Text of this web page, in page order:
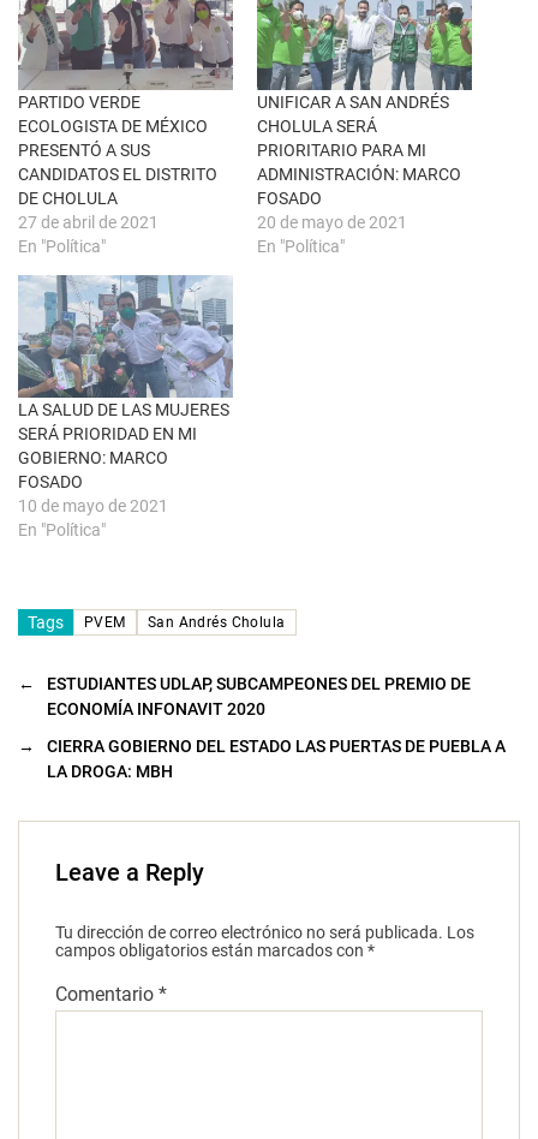
n
u
n
a
v
e
n
t
a
n
a
n
u
v
a
)
a
c
e
b
o
o
k
(
S
e
a
b
e
e
n
a
v
e
n
t
a
n
a
n
u
e
v
PARTIDO VERDE
ECOLOGISTA DE MÉXICO
PRESENTÓ A SUS
CANDIDATOS EL DISTRITO
DE CHOLULA
27 de abril de 2021
En "Política"
UNIFICAR A SAN ANDRÉS
CHOLULA SERÁ
PRIORITARIO PARA MI
ADMINISTRACIÓN: MARCO
FOSADO
20 de mayo de 2021
En "Política"
LA SALUD DE LAS MUJERES
SERÁ PRIORIDAD EN MI
GOBIERNO: MARCO
FOSADO
10 de mayo de 2021
En "Política"
Tags PVEM San Andrés Cholula
←
ESTUDIANTES UDLAP, SUBCAMPEONES DEL PREMIO DE
ECONOMÍA INFONAVIT 2020
→
CIERRA GOBIERNO DEL ESTADO LAS PUERTAS DE PUEBLA A
LA DROGA: MBH
Leave a Reply
Tu dirección de correo electrónico no será publicada. Los
campos obligatorios están marcados con *
Comentario *